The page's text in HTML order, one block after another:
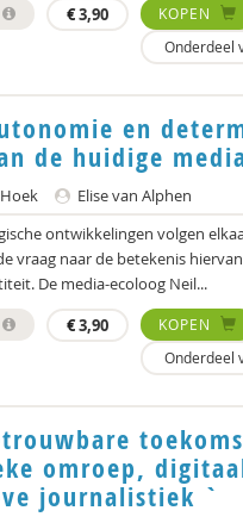
€3,90
KOPEN
Onderdeel
en
de huidige
Elise van Alphen
ontwikkelingen volgen
vraag naar de betekenis
De media-ecoloog Neil...
€3,90
KOPEN
Onderdeel
omroep,
journalistiek `